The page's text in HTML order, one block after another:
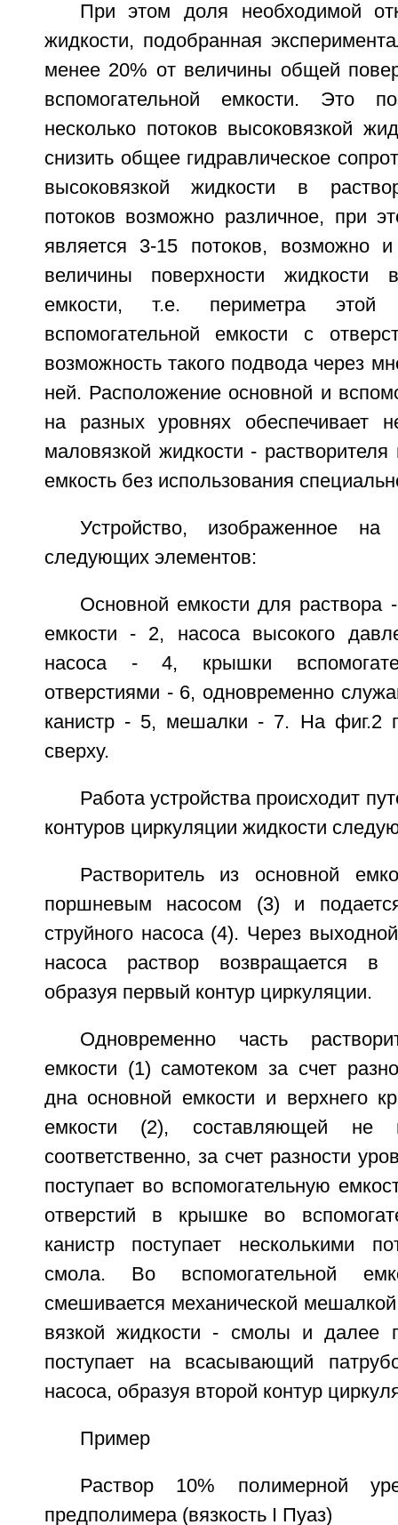
При этом доля необходимой
жидкости, подобранная
менее 20% от величины общей
вспомогательной емкости. Это
несколько потоков высоковязкой
снизить общее гидравлическое
высоковязкой жидкости в
потоков возможно различное, при
является 3-15 потоков, возможно
величины поверхности жидкости
емкости, т.е. периметра этой
вспомогательной емкости с
возможность такого подвода через
ней. Расположение основной и
на разных уровнях обеспечивает
маловязкой жидкости -
емкость без использования
Устройство, изображенное
следующих элементов:
Основной емкости для раствора
емкости - 2, насоса высокого
насоса - 4, крышки
отверстиями - 6, одновременно
канистр - 5, мешалки - 7. На фиг.2
сверху.
Работа устройства происходит
контуров циркуляции жидкости
Растворитель из основной
поршневым насосом (3) и
струйного насоса (4). Через
насоса раствор возвращается в
образуя первый контур циркуляции.
Одновременно часть
емкости (1) самотеком за счет
дна основной емкости и верхнего
емкости (2), составляющей
соответственно, за счет разности
поступает во вспомогательную
отверстий в крышке во
канистр поступает несколькими
смола. Во вспомогательной
смешивается механической
вязкой жидкости - смолы и далее
поступает на всасывающий
насоса, образуя второй контур
Пример
Раствор 10% полимерной
предполимера (вязкость I Пуаз)